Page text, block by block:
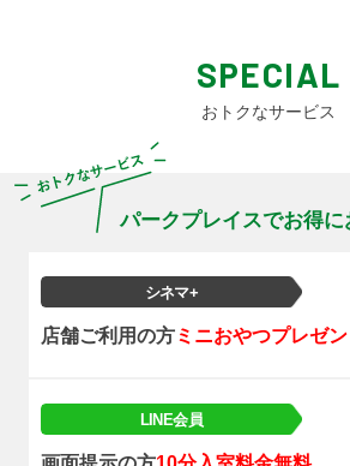
SPECIAL
おトクなサービス
パークプレイスでお得に
シネマ+
店舗ご利用の方ミニおやつプレゼン
LINE会員